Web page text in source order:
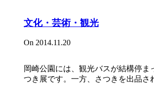
文化・芸術・観光
On 2014.11.20
岡崎公園には、観光バスが結構停
つき展です。一方、さつきを出品さ